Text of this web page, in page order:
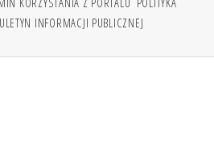
INFORMACJI PUBLICZNEJ